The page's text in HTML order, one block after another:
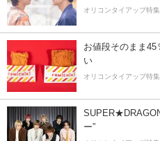
オリコンタイアップ特集
お値段そのまま
い
オリコンタイアップ特集
ー”